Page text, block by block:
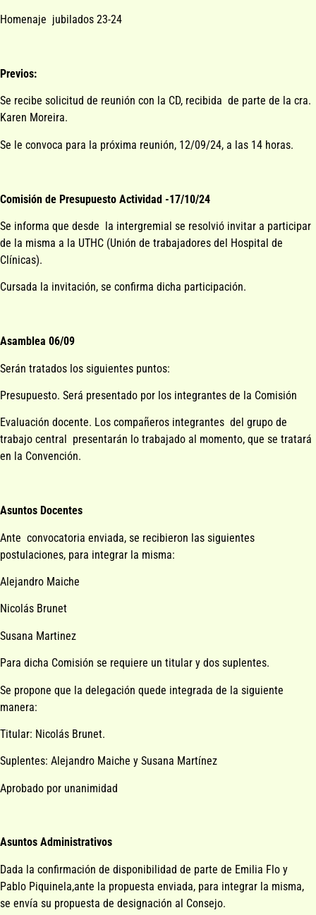
Homenaje jubilados 23-24
Previos:
Se recibe solicitud de reunión con la CD, recibida de parte de la cra.
Karen Moreira.
Se le convoca para la próxima reunión, 12/09/24, a las 14 horas.
Comisión de Presupuesto Actividad -17/10/24
Se informa que desde la intergremial se resolvió invitar a participar
de la misma a la UTHC (Unión de trabajadores del Hospital de
Clínicas).
Cursada la invitación, se confirma dicha participación.
Asamblea 06/09
Serán tratados los siguientes puntos:
Presupuesto. Será presentado por los integrantes de la Comisión
Evaluación docente. Los compañeros integrantes del grupo de
trabajo central presentarán lo trabajado al momento, que se tratará
en la Convención.
Asuntos Docentes
Ante convocatoria enviada, se recibieron las siguientes
postulaciones, para integrar la misma:
Alejandro Maiche
Nicolás Brunet
Susana Martinez
Para dicha Comisión se requiere un titular y dos suplentes.
Se propone que la delegación quede integrada de la siguiente
manera:
Titular: Nicolás Brunet.
Suplentes: Alejandro Maiche y Susana Martínez
Aprobado por unanimidad
Asuntos Administrativos
Dada la confirmación de disponibilidad de parte de Emilia Flo y
Pablo Piquinela,ante la propuesta enviada, para integrar la misma,
se envía su propuesta de designación al Consejo.